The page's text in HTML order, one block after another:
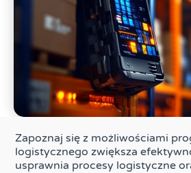
Zapoznaj się z możliwościami
logistycznego zwiększa
usprawnia procesy logistyczne